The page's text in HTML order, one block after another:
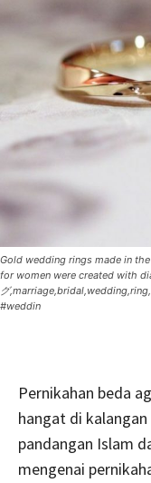
Gold wedding rings made in
for women were created with
グ
#weddin
Pernikahan beda
hangat di
pandangan Islam
mengenai